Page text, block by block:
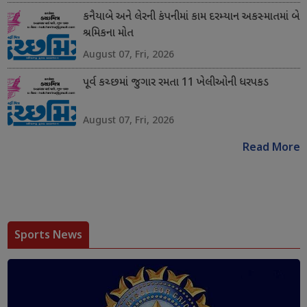
કનૈયાબે અને લેરની કંપનીમાં કામ દરમ્યાન અકસ્માતમાં બે
શ્રમિકના મોત
August 07, Fri, 2026
પૂર્વ કચ્છમાં જુગાર રમતા 11 ખેલીઓની ધરપકડ
August 07, Fri, 2026
Read More
Sports News